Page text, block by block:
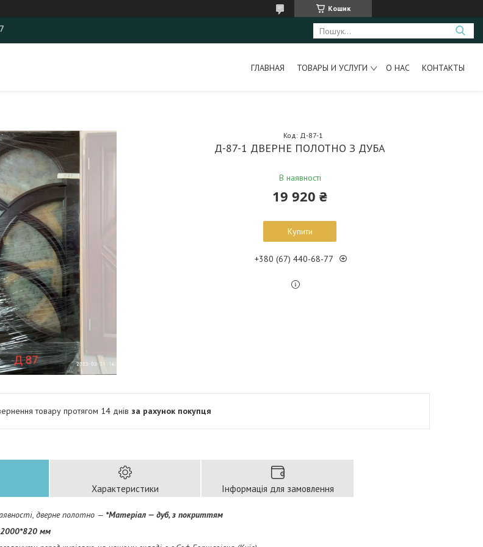
Кошик
ГЛАВНАЯ ТОВАРЫ И УСЛУГИ О НАС КОНТАКТЫ
Д-87-1 ДВЕРНЕ ПОЛОТНО З ДУБА
В наявності
Код: Д-87-1
19 920 ₴
Купити
+380 (67) 440-68-77
товару протягом 14 днів за рахунок покупця
Характеристики Інформація для замовлення
дверне полотно — *Матеріал — дуб, з покриттям
2000*820 мм